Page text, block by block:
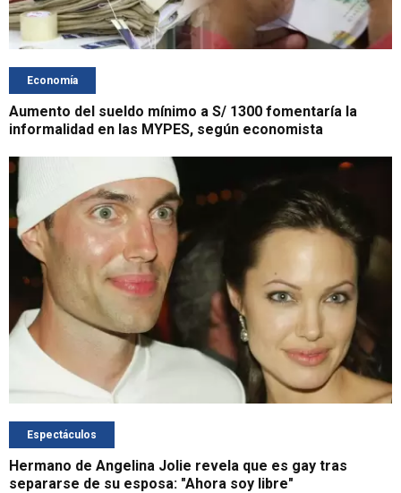
Economía
Aumento del sueldo mínimo a S/ 1300 fomentaría la
informalidad en las MYPES, según economista
Espectáculos
Hermano de Angelina Jolie revela que es gay tras
separarse de su esposa: "Ahora soy libre"